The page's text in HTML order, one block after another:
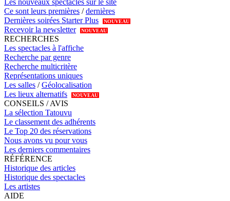
Les nouveaux spectacles sur le site
Ce sont leurs premières /dernières
Dernières soirées Starter Plus
NOUVEAU
Recevoir la newsletter NOUVEAU
RECHERCHES
Les spectacles à l'affiche
Recherche par genre
Recherche multicritère
Représentations uniques
Les salles /Géolocalisation
Les lieux alternatifs
NOUVEAU
CONSEILS / AVIS
La sélection Tatouvu
Le classement des adhérents
Le Top 20 des réservations
Nous avons vu pour vous
Les derniers commentaires
RÉFÉRENCE
Historique des articles
Historique des spectacles
Les artistes
AIDE